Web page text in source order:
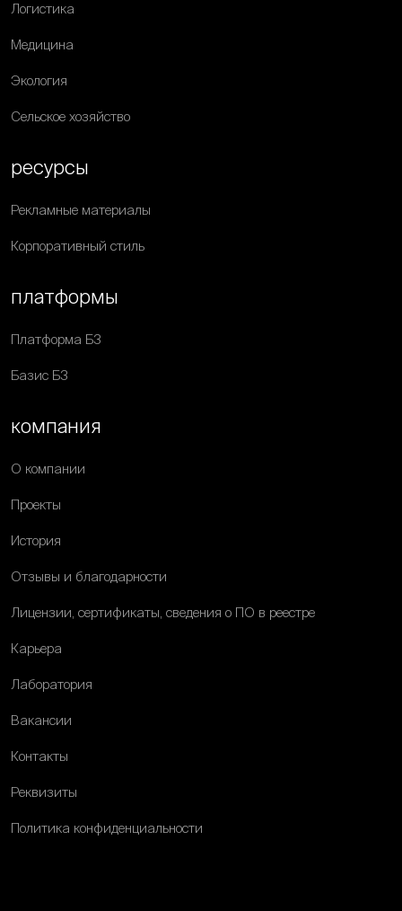
Логистика
Медицина
Экология
Сельское хозяйство
ресурсы
Рекламные материалы
Корпоративный стиль
платформы
Платформа Б3
Базис Б3
компания
О компании
Проекты
История
Отзывы и благодарности
Лицензии, сертификаты, сведения о ПО в реестре
Карьера
Лаборатория
Вакансии
Контакты
Реквизиты
Политика конфиденциальности